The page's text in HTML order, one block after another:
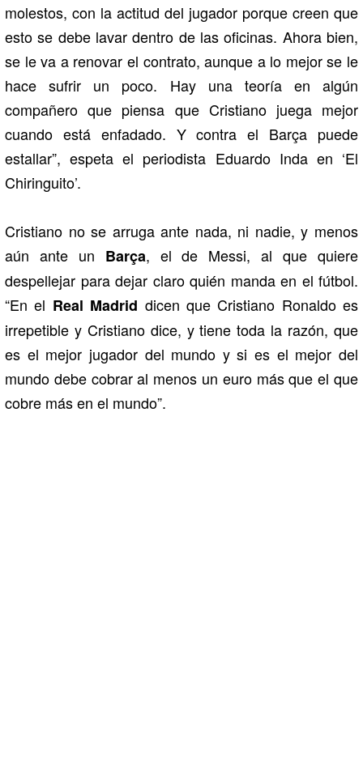
molestos, con la actitud del jugador porque creen que
esto se debe lavar dentro de las oficinas. Ahora bien,
se le va a renovar el contrato, aunque a lo mejor se le
hace sufrir un poco. Hay una teoría en algún
compañero que piensa que Cristiano juega mejor
cuando está enfadado. Y contra el Barça puede
estallar”, espeta el periodista Eduardo Inda en ‘El
Chiringuito’.
Cristiano no se arruga ante nada, ni nadie, y menos
aún ante un Barça, el de Messi, al que quiere
despellejar para dejar claro quién manda en el fútbol.
“En el Real Madrid dicen que Cristiano Ronaldo es
irrepetible y Cristiano dice, y tiene toda la razón, que
es el mejor jugador del mundo y si es el mejor del
mundo debe cobrar al menos un euro más que el que
cobre más en el mundo”.